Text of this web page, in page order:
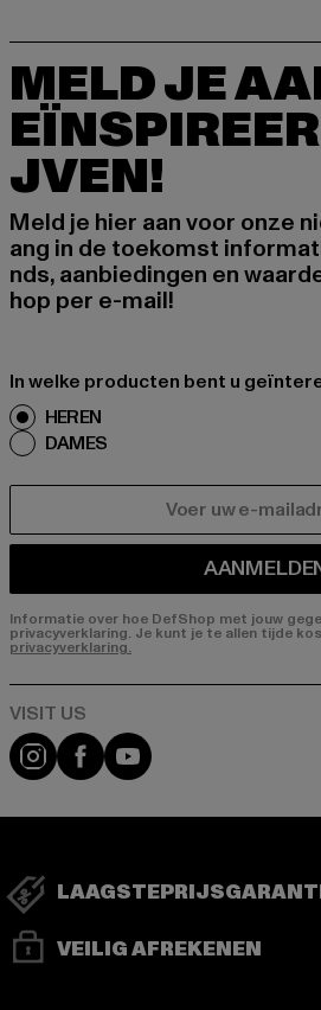
MELD JE
JVEN!
Meld je hier aan voor onze
ang in de toekomst
nds, aanbiedingen en
hop per e-mail!
In welke producten bent u
HEREN
DAMES
Informatie over hoe DefShop met jouw
privacyverklaring. Je kunt je te allen tijde
privacyverklaring.
Visit our Instagram page:
Visit our Facebook page:
Visit our YouTube
VEILIG AFREKENEN